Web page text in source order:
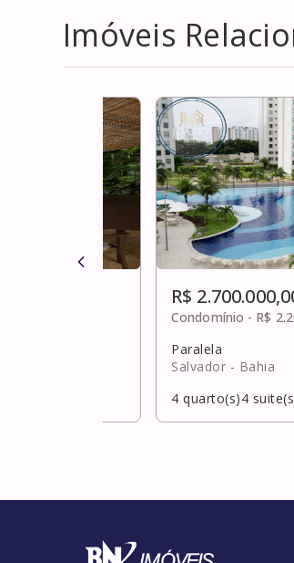
Imóveis
R$
Condomínio - R$
Paralela
Salvador - Bahia
4 quarto(s)4